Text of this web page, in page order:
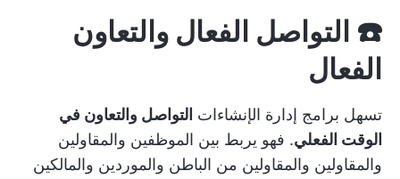
☎️ التواصل الفعال والتعاون
الفعال
تسهل برامج إدارة الإنشاءات التواصل والتعاون في
الوقت الفعلي. فهو يربط بين الموظفين والمقاولين
والمقاولين والمقاولين من الباطن والموردين والمالكين